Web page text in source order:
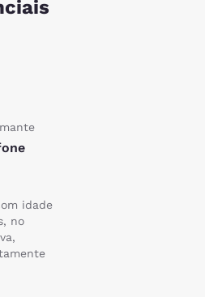
idade
no